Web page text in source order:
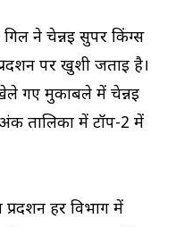
ने चेन्नई सुपर किंग्स
पर खुशी जताई है।
गए मुकाबले में चेन्नई
तालिका में टॉप-2 में
हर विभाग में